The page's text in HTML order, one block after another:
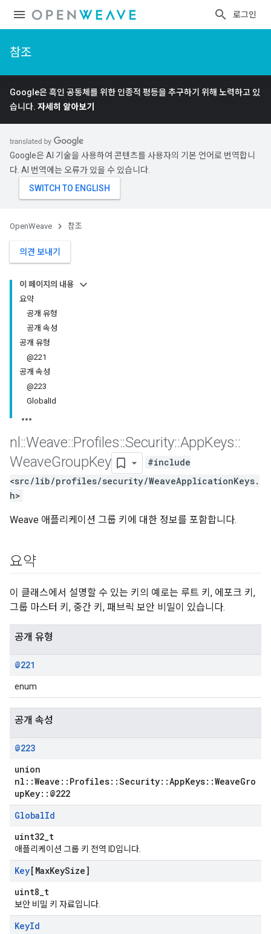
로그인
참조
Google은 흑인 공동체를 위한 인종적 평등을 추구하기 위해 노력하고 있
습니다. 자세히 알아보기
Google은 AI 기술을 사용하여 콘텐츠를 사용자의 기본 언어로 번역합니
다. AI 번역에는 오류가 있을 수 있습니다.
OpenWeave 참조
의견 보내기
이 페이지의 내용
요약
공개 유형
공개 속성
공개 유형
@221
공개 속성
@223
GlobalId
nl ::Weave::Profiles::Security::AppKeys::
WeaveGroupKey
#include
<src/lib/profiles/security/WeaveApplicationKeys.
h>
Weave 애플리케이션 그룹 키에 대한 정보를 포함합니다.
요약
이 클래스에서 설명할 수 있는 키의 예로는 루트 키, 에포크 키,
그룹 마스터 키, 중간 키, 패브릭 보안 비밀이 있습니다.
공개 유형
@221
enum
공개 속성
@223
union
nl::Weave::Profiles::Security::AppKeys::WeaveGro
upKey::@222
GlobalId
uint32_t
애플리케이션 그룹 키 전역 ID입니다.
Key[MaxKeySize]
uint8_t
보안 비밀 키 자료입니다.
KeyId